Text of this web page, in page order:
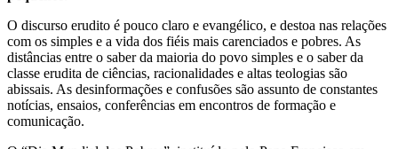
O discurso erudito é pouco claro e evangélico, e destoa nas relações
com os simples e a vida dos fiéis mais carenciados e pobres. As
distâncias entre o saber da maioria do povo simples e o saber da
classe erudita de ciências, racionalidades e altas teologias são
abissais. As desinformações e confusões são assunto de constantes
notícias, ensaios, conferências em encontros de formação e
comunicação.